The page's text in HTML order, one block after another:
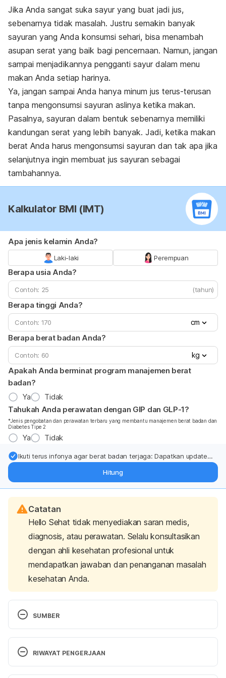
Jika Anda sangat suka sayur yang buat jadi jus,
sebenarnya tidak masalah. Justru semakin banyak
sayuran yang Anda konsumsi sehari, bisa menambah
asupan serat yang baik bagi pencernaan. Namun, jangan
sampai menjadikannya pengganti sayur dalam menu
makan Anda setiap harinya.
Ya, jangan sampai Anda hanya minum jus terus-terusan
tanpa mengonsumsi sayuran aslinya ketika makan.
Pasalnya, sayuran dalam bentuk sebenarnya memiliki
kandungan serat yang lebih banyak. Jadi, ketika makan
berat Anda harus mengonsumsi sayuran dan tak apa jika
selanjutnya ingin membuat jus sayuran sebagai
tambahannya.
Kalkulator BMI (IMT)
Apa jenis kelamin Anda?
Laki-laki Perempuan
Berapa usia Anda?
(tahun)
Berapa tinggi Anda?
cm
Berapa berat badan Anda?
kg
Apakah Anda berminat program manajemen berat
badan?
Ya
Tidak
Tahukah Anda perawatan dengan GIP dan GLP-1?
*Jenis pengobatan dan perawatan terbaru yang membantu manajemen berat badan dan
Diabetes Tipe 2
Ya Tidak
Ikuti terus infonya agar berat badan terjaga: Dapatkan update
Hitung
Catatan
Hello Sehat tidak menyediakan saran medis,
diagnosis, atau perawatan. Selalu konsultasikan
dengan ahli kesehatan profesional untuk
mendapatkan jawaban dan penanganan masalah
kesehatan Anda.
SUMBER
LIVESTRONG.COM. (2017). What Are the Most
RIWAYAT PENGERJAAN